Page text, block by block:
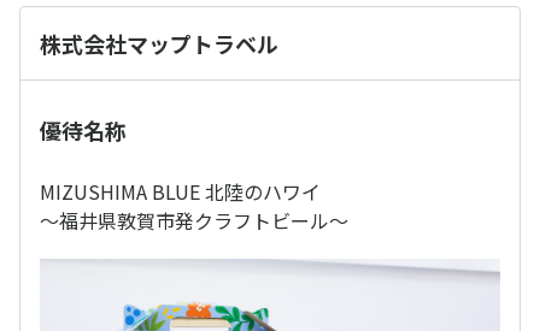
株式会社マップトラベル
優待名称
MIZUSHIMA BLUE 北陸のハワイ
～福井県敦賀市発クラフトビール～